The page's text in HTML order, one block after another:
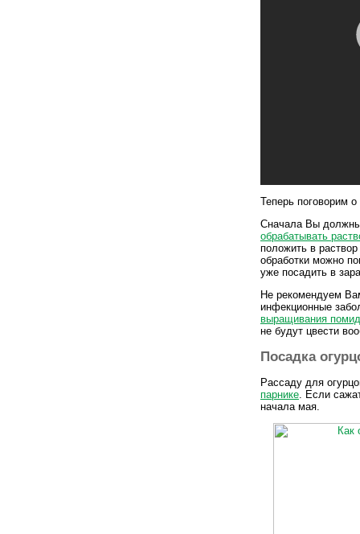
Теперь поговорим
Сначала Вы должны
обрабатывать
положить в
обработки можно
уже посадить в
Не рекомендуем
инфекционные
выращивания
не будут цвести
Посадка
Рассаду для
парнике. Если
начала мая.